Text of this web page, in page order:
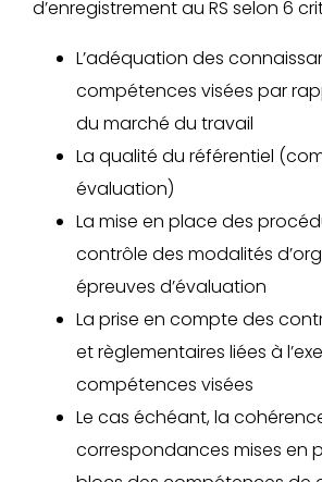
d’enregistrement au RS selon 6
L’adéquation des
compétences visées par
du marché du travail
La qualité du référentiel
évaluation)
La mise en place des
contrôle des modalités
épreuves d’évaluation
La prise en compte des
et règlementaires liées à
compétences visées
Le cas échéant, la
correspondances mises en